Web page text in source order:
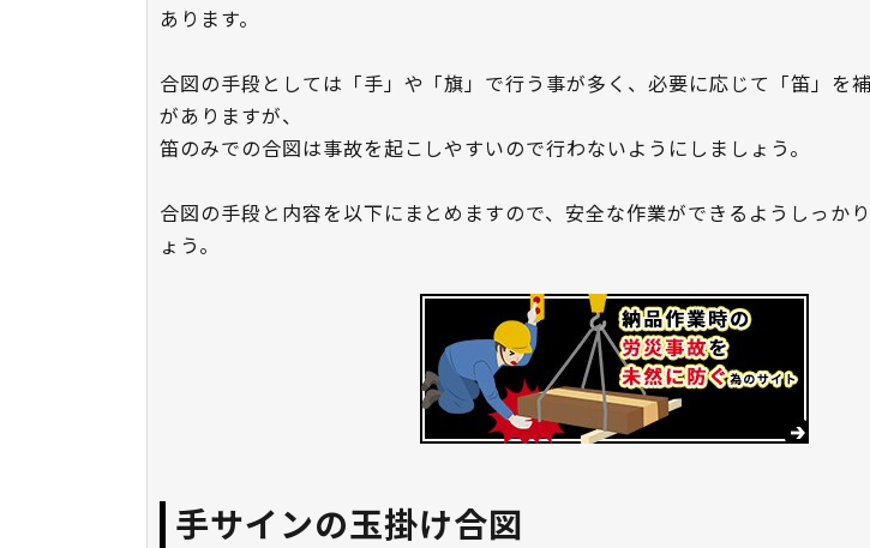
あります。
合図の手段としては「手」や「旗」で行う事が多く、必要に応じて「笛」を
がありますが、
笛のみでの合図は事故を起こしやすいので行わないようにしましょう。
合図の手段と内容を以下にまとめますので、安全な作業ができるようしっか
ょう。
手サインの玉掛け合図